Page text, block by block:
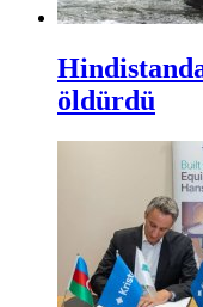
öldürdü